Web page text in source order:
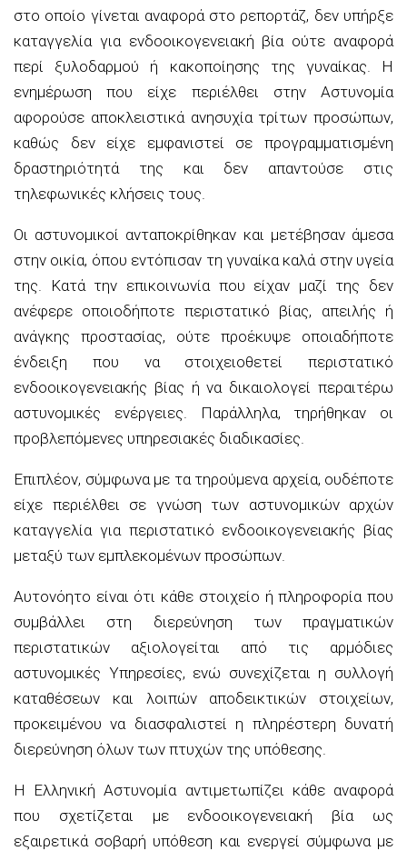
στο οποίο γίνεται αναφορά στο ρεπορτάζ, δεν υπήρξε
καταγγελία για ενδοοικογενειακή βία ούτε αναφορά
περί ξυλοδαρμού ή κακοποίησης της γυναίκας. Η
ενημέρωση που είχε περιέλθει στην Αστυνομία
αφορούσε αποκλειστικά ανησυχία τρίτων προσώπων,
καθώς δεν είχε εμφανιστεί σε προγραμματισμένη
δραστηριότητά της και δεν απαντούσε στις
τηλεφωνικές κλήσεις τους.
Οι αστυνομικοί ανταποκρίθηκαν και μετέβησαν άμεσα
στην οικία, όπου εντόπισαν τη γυναίκα καλά στην υγεία
της. Κατά την επικοινωνία που είχαν μαζί της δεν
ανέφερε οποιοδήποτε περιστατικό βίας, απειλής ή
ανάγκης προστασίας, ούτε προέκυψε οποιαδήποτε
ένδειξη που να στοιχειοθετεί περιστατικό
ενδοοικογενειακής βίας ή να δικαιολογεί περαιτέρω
αστυνομικές ενέργειες. Παράλληλα, τηρήθηκαν οι
προβλεπόμενες υπηρεσιακές διαδικασίες.
Επιπλέον, σύμφωνα με τα τηρούμενα αρχεία, ουδέποτε
είχε περιέλθει σε γνώση των αστυνομικών αρχών
καταγγελία για περιστατικό ενδοοικογενειακής βίας
μεταξύ των εμπλεκομένων προσώπων.
Αυτονόητο είναι ότι κάθε στοιχείο ή πληροφορία που
συμβάλλει στη διερεύνηση των πραγματικών
περιστατικών αξιολογείται από τις αρμόδιες
αστυνομικές Υπηρεσίες, ενώ συνεχίζεται η συλλογή
καταθέσεων και λοιπών αποδεικτικών στοιχείων,
προκειμένου να διασφαλιστεί η πληρέστερη δυνατή
διερεύνηση όλων των πτυχών της υπόθεσης.
Η Ελληνική Αστυνομία αντιμετωπίζει κάθε αναφορά
που σχετίζεται με ενδοοικογενειακή βία ως
εξαιρετικά σοβαρή υπόθεση και ενεργεί σύμφωνα με